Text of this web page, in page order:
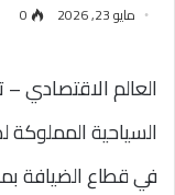
مايو 23, 2026 0
العالم الاقتصادي
السياحية المملوكة
في قطاع الضيافة